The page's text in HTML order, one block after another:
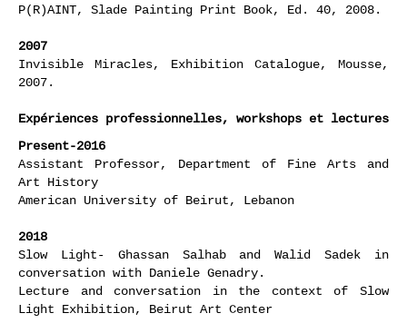
P(R)AINT, Slade Painting Print Book, Ed. 40, 2008.
2007
Invisible Miracles, Exhibition Catalogue, Mousse,
2007.
Expériences professionnelles, workshops et lectures
Present-2016
Assistant Professor, Department of Fine Arts and
Art History
American University of Beirut, Lebanon
2018
Slow Light- Ghassan Salhab and Walid Sadek in
conversation with Daniele Genadry.
Lecture and conversation in the context of Slow
Light Exhibition, Beirut Art Center